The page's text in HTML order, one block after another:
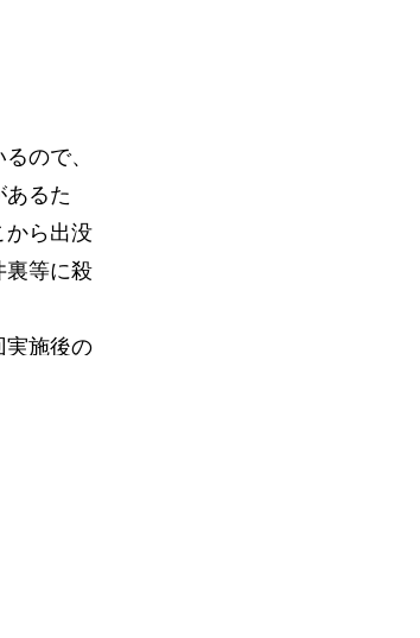
ので、
るた
から出没
裏等に殺
実施後の